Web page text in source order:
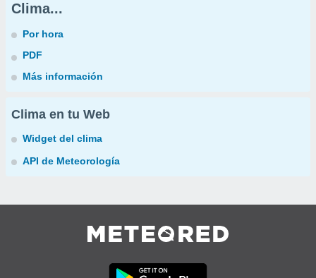
Clima...
Por hora
PDF
Más información
Clima en tu Web
Widget del clima
API de Meteorología